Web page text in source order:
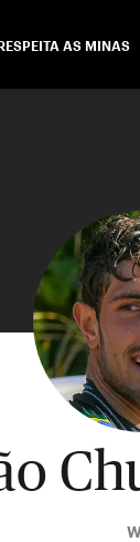
AS MINAS